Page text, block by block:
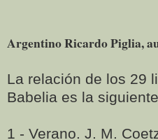
Argentino Ricardo Piglia,
La relación de los 29
Babelia es la
1 - Verano. J. M.